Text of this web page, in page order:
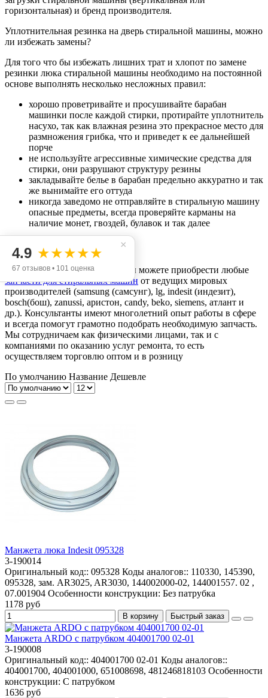
горизонтальная) и бренд производителя.
Уплотнительная резинка на дверь стиральной машины, можно
ли избежать замены?
Для того что бы избежать лишних трат и хлопот по замене
резинки люка стиральной машины необходимо на постоянной
основе выполнять несколько несложных правил:
хорошо проветривайте и просушивайте барабан
машинки после каждой стирки, протирайте уплотнитель
насухо, так как влажная резина это прекрасное место для
размножения грибка, что и приведет к ее дальнейшей
порче
не используйте агрессивные химические средства для
стирки, они разрушают структуру резины
закладывайте белье в барабан предельно аккуратно и так
же вынимайте его оттуда
никогда заведомо не отправляйте в стиральную машину
опасные предметы, всегда проверяйте карманы на
наличие монет, гвоздей, булавок и так далее
Где купить?
В нашем интернет-магазине Вы можете приобрести любые
запчасти для стиральных машин от ведущих мировых
производителей (samsung (самсунг), lg, indesit (индезит),
bosch(бош), zanussi, аристон, candy, beko, siemens, атлант и
др.). Консультанты имеют многолетний опыт работы в сфере
и всегда помогут грамотно подобрать необходимую запчасть.
Мы сотрудничаем как физическими лицами, так и с
компаниями по оказанию услуг ремонта, то есть
осуществляем торговлю оптом и в розницу
По умолчанию Название Дешевле
Манжета люка Indesit 095328
3-190014
Оригинальный код:: 095328 Коды аналогов:: 110330, 145390,
095328, зам. AR3025, AR3030, 144002000-02, 144001557. 02 ,
07.001904 Особенности конструкции: Без патрубка
1178 руб
В корзину Быстрый заказ
Манжета ARDO с патрубком 404001700 02-01
3-190008
Оригинальный код:: 404001700 02-01 Коды аналогов::
404001700, 404001000, 651008698, 481246818103 Особенности
конструкции: С патрубком
1636 руб
×
4.9 ★★★★★
67 отзывов • 101 оценка